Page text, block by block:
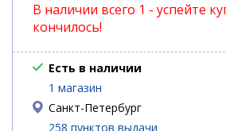
В наличии всего 1 - успейте
кончилось!
Есть в наличии
1 магазин
Санкт-Петербург
258 пунктов выдачи